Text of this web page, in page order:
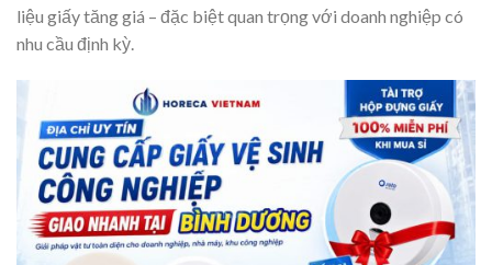
liệu giấy tăng giá – đặc biệt quan trọng với doanh nghiệp có
nhu cầu định kỳ.